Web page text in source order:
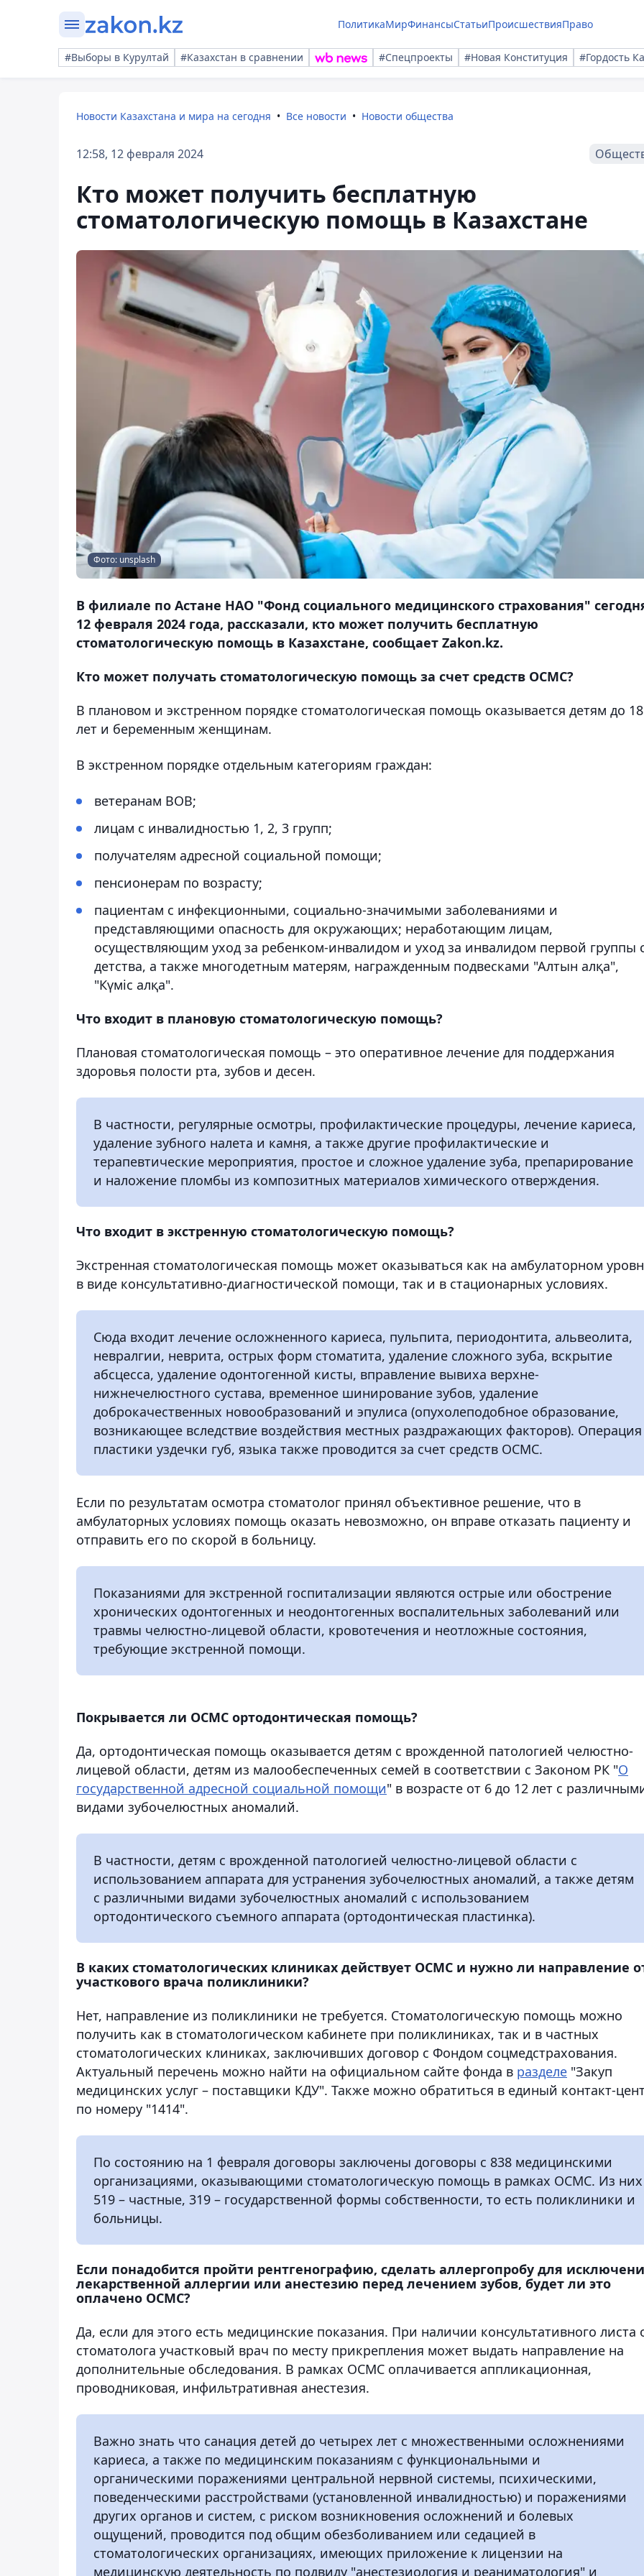
ПолитикаМирФинансыСтатьиПроисшествияПраво
#Выборы в Курултай #Казахстан в сравнении #Спецпроекты #Новая Конституция #Гордость
Новости Казахстана и мира на сегодня Все новости Новости общества
12:58, 12 февраля 2024
Кто может получить бесплатную
стоматологическую помощь в Казахстане
Фото: unsplash
В филиале по Астане НАО "Фонд социального медицинского страхования"
12 февраля 2024 года, рассказали, кто может получить бесплатную
стоматологическую помощь в Казахстане, сообщает Zakon.kz.
Кто может получать стоматологическую помощь за счет средств ОСМС?
В плановом и экстренном порядке стоматологическая помощь оказывается детям до 18
лет и беременным женщинам.
В экстренном порядке отдельным категориям граждан:
ветеранам ВОВ;
лицам с инвалидностью 1, 2, 3 групп;
получателям адресной социальной помощи;
пенсионерам по возрасту;
пациентам с инфекционными, социально-значимыми заболеваниями и
представляющими опасность для окружающих; неработающим лицам,
осуществляющим уход за ребенком-инвалидом и уход за инвалидом первой группы
детства, а также многодетным матерям, награжденным подвесками "Алтын алқа",
"Күміс алқа".
Что входит в плановую стоматологическую помощь?
Плановая стоматологическая помощь – это оперативное лечение для поддержания
здоровья полости рта, зубов и десен.
В частности, регулярные осмотры, профилактические процедуры, лечение кариеса,
удаление зубного налета и камня, а также другие профилактические и
терапевтические мероприятия, простое и сложное удаление зуба, препарирование
и наложение пломбы из композитных материалов химического отверждения.
Что входит в экстренную стоматологическую помощь?
Экстренная стоматологическая помощь может оказываться как на амбулаторном
в виде консультативно-диагностической помощи, так и в стационарных условиях.
Сюда входит лечение осложненного кариеса, пульпита, периодонтита, альвеолита,
невралгии, неврита, острых форм стоматита, удаление сложного зуба, вскрытие
абсцесса, удаление одонтогенной кисты, вправление вывиха верхне-
нижнечелюстного сустава, временное шинирование зубов, удаление
доброкачественных новообразований и эпулиса (опухолеподобное образование,
возникающее вследствие воздействия местных раздражающих факторов). Операция
пластики уздечки губ, языка также проводится за счет средств ОСМС.
Если по результатам осмотра стоматолог принял объективное решение, что в
амбулаторных условиях помощь оказать невозможно, он вправе отказать пациенту и
отправить его по скорой в больницу.
Показаниями для экстренной госпитализации являются острые или обострение
хронических одонтогенных и неодонтогенных воспалительных заболеваний или
травмы челюстно-лицевой области, кровотечения и неотложные состояния,
требующие экстренной помощи.
Покрывается ли ОСМС ортодонтическая помощь?
Да, ортодонтическая помощь оказывается детям с врожденной патологией челюстно-
лицевой области, детям из малообеспеченных семей в соответствии с Законом РК "О
государственной адресной социальной помощи" в возрасте от 6 до 12 лет с
видами зубочелюстных аномалий.
В частности, детям с врожденной патологией челюстно-лицевой области с
использованием аппарата для устранения зубочелюстных аномалий, а также детям
с различными видами зубочелюстных аномалий с использованием
ортодонтического съемного аппарата (ортодонтическая пластинка).
В каких стоматологических клиниках действует ОСМС и нужно ли направление
участкового врача поликлиники?
Нет, направление из поликлиники не требуется. Стоматологическую помощь можно
получить как в стоматологическом кабинете при поликлиниках, так и в частных
стоматологических клиниках, заключивших договор с Фондом соцмедстрахования.
Актуальный перечень можно найти на официальном сайте фонда в разделе "Закуп
медицинских услуг – поставщики КДУ". Также можно обратиться в единый контакт-
по номеру "1414".
По состоянию на 1 февраля договоры заключены договоры с 838 медицинскими
организациями, оказывающими стоматологическую помощь в рамках ОСМС. Из них
519 – частные, 319 – государственной формы собственности, то есть поликлиники и
больницы.
Если понадобится пройти рентгенографию, сделать аллергопробу для
лекарственной аллергии или анестезию перед лечением зубов, будет ли это
оплачено ОСМС?
Да, если для этого есть медицинские показания. При наличии консультативного листа
стоматолога участковый врач по месту прикрепления может выдать направление на
дополнительные обследования. В рамках ОСМС оплачивается аппликационная,
проводниковая, инфильтративная анестезия.
Важно знать что санация детей до четырех лет с множественными осложнениями
кариеса, а также по медицинским показаниям с функциональными и
органическими поражениями центральной нервной системы, психическими,
поведенческими расстройствами (установленной инвалидностью) и поражениями
других органов и систем, с риском возникновения осложнений и болевых
ощущений, проводится под общим обезболиванием или седацией в
стоматологических организациях, имеющих приложение к лицензии на
медицинскую деятельность по подвиду "анестезиология и реаниматология" и